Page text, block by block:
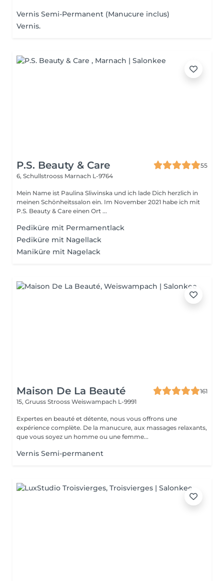
Vernis Semi-Permanent (Manucure inclus)
Vernis.
P.S. Beauty & Care
55
6, Schullstrooss Marnach L-9764
Mein Name ist Paulina Sliwinska und ich lade Dich herzlich in
meinen Schönheitssalon ein. Im November 2021 habe ich mit
P.S. Beauty & Care einen Ort ...
Pediküre mit Permamentlack
Pediküre mit Nagellack
Maniküre mit Nagelack
Maison De La Beauté
161
15, Gruuss Strooss Weiswampach L-9991
Expertes en beauté et détente, nous vous offrons une
expérience complète. De la manucure, aux massages relaxants,
que vous soyez un homme ou une femme...
Vernis Semi-permanent